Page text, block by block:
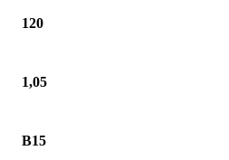
120
1,05
B15